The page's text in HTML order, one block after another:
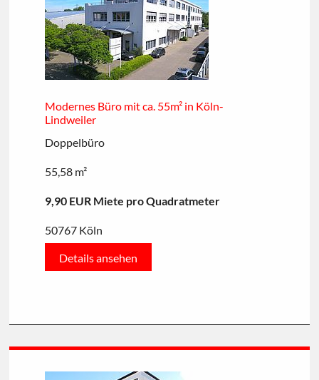
Modernes Büro mit ca. 55m² in Köln-
Lindweiler
Doppelbüro
55,58 m²
9,90 EUR Miete pro Quadratmeter
50767 Köln
Details ansehen